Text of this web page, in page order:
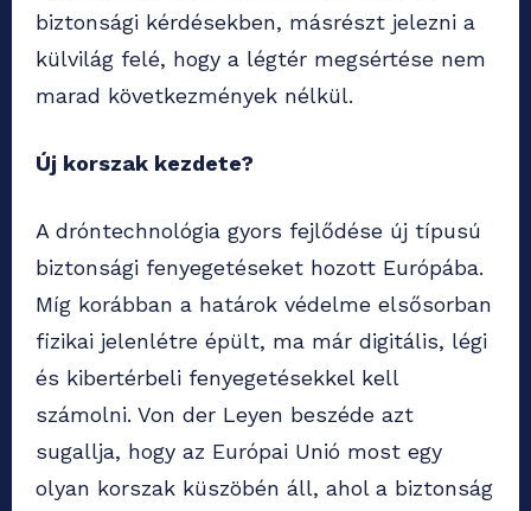
biztonsági kérdésekben, másrészt jelezni a
külvilág felé, hogy a légtér megsértése nem
marad következmények nélkül.
Új korszak kezdete?
A dróntechnológia gyors fejlődése új típusú
biztonsági fenyegetéseket hozott Európába.
Míg korábban a határok védelme elsősorban
fizikai jelenlétre épült, ma már digitális, légi
és kibertérbeli fenyegetésekkel kell
számolni. Von der Leyen beszéde azt
sugallja, hogy az Európai Unió most egy
olyan korszak küszöbén áll, ahol a biztonság